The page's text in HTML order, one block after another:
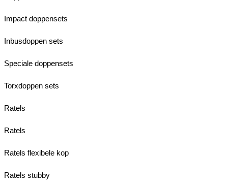
Impact doppensets
Inbusdoppen sets
Speciale doppensets
Torxdoppen sets
Ratels
Ratels
Ratels flexibele kop
Ratels stubby